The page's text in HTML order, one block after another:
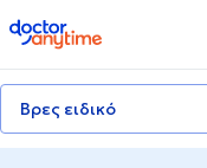
doctoranytime
Βρες ειδικό